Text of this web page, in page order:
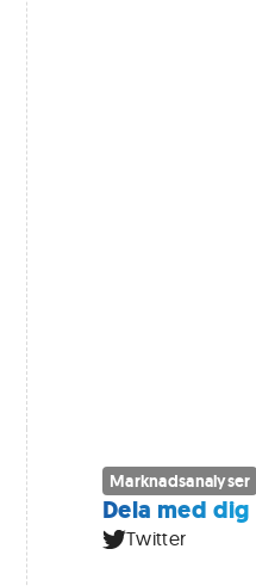
Marknadsanalyser
Dela med dig
Twitter